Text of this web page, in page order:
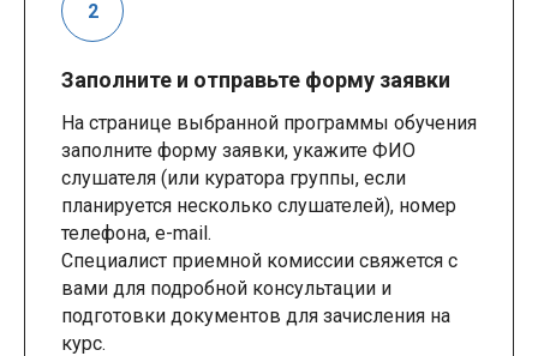
Заполните и отправьте форму заявки
На странице выбранной программы обучения
заполните форму заявки, укажите ФИО
слушателя (или куратора группы, если
планируется несколько слушателей), номер
телефона, e-mail.
Специалист приемной комиссии свяжется с
вами для подробной консультации и
подготовки документов для зачисления на
курс.